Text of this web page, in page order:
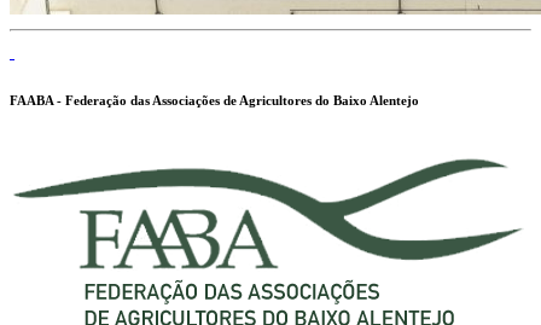
FAABA - Federação das Associações de Agricultores do Baixo Alentejo